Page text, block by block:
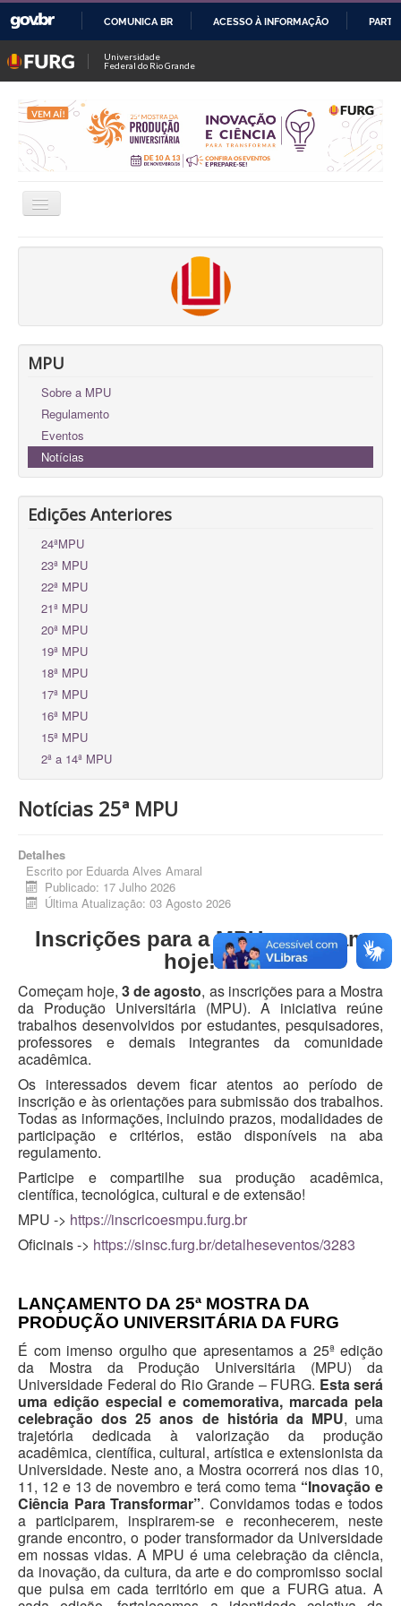
O
COMUNICA BR ACESSO À INFORMAÇÃO
Universidade
Federal do Rio Grande
Alternar
INSCRIÇÕES
CONSULTAR TRABALHOS / SALAS
MPU
Sobre a MPU
Regulamento
Eventos
Notícias
Edições Anteriores
24ªMPU
23ª MPU
22ª MPU
21ª MPU
20ª MPU
19ª MPU
18ª MPU
17ª MPU
16ª MPU
15ª MPU
2ª a 14ª MPU
Notícias 25ª MPU
Detalhes
Escrito por Eduarda Alves Amaral
Publicado: 17 Julho 2026
Última Atualização: 03 Agosto 2026
Inscrições para a MPU começam
hoje!!!!
Começam hoje,3 de agosto, as inscrições para a Mostra
da Produção Universitária (MPU). A iniciativa reúne
trabalhos desenvolvidos por estudantes, pesquisadores,
professores e demais integrantes da comunidade
acadêmica.
Os interessados devem ficar atentos ao período de
inscrição e às orientações para submissão dos trabalhos.
Todas as informações, incluindo prazos, modalidades de
participação e critérios, estão disponíveis na aba
regulamento.
Participe e compartilhe sua produção acadêmica,
científica, tecnológica, cultural e de extensão!
MPU -> https://inscricoesmpu.furg.br
Oficinais -> https://sinsc.furg.br/detalheseventos/3283
LANÇAMENTO DA 25ª MOSTRA DA
PRODUÇÃO UNIVERSITÁRIA DA FURG
É com imenso orgulho que apresentamos a 25ª edição
da Mostra da Produção Universitária (MPU) da
Universidade Federal do Rio Grande – FURG. Esta será
uma edição especial e comemorativa, marcada pela
celebração dos 25 anos de história da MPU, uma
trajetória dedicada à valorização da produção
acadêmica, científica, cultural, artística e extensionista da
Universidade. Neste ano, a Mostra ocorrerá nos dias 10,
11, 12 e 13 de novembro e terá como tema “Inovação e
Ciência Para Transformar”. Convidamos todas e todos
a participarem, inspirarem-se e reconhecerem, neste
grande encontro, o poder transformador da Universidade
em nossas vidas. A MPU é uma celebração da ciência,
da inovação, da cultura, da arte e do compromisso social
que pulsa em cada território em que a FURG atua. A